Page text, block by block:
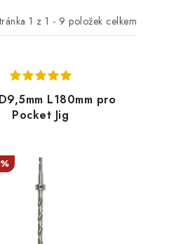
1 z 1 - 9 položek celkem
L180mm pro
Pocket Jig